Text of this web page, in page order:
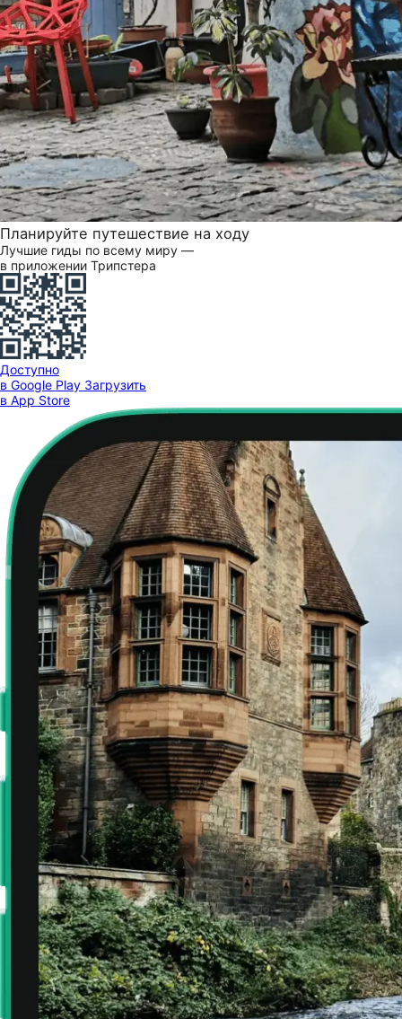
Планируйте путешествие на ходу
Лучшие гиды по всему миру —
в приложении Трипстера
Доступно
в Google Play Загрузить
в App Store